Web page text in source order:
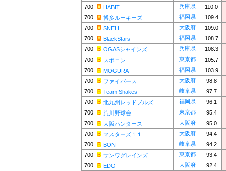
700
HABIT 兵庫県
110.0
700
博多ルーキーズ 福岡県
109.4
700
SNELL 大阪府
109.0
700
BlackStars 福岡県
108.7
700
OGASシャインズ 兵庫県
108.3
700
スポコン 東京都
105.7
700
MOGURA 福岡県
103.9
700
ファイバース 大阪府
98.8
700
Team Shakes 岐阜県
97.7
700
北九州レッドブルズ 福岡県
96.1
700
荒川野球会 東京都
95.4
700
大阪ハンタース 大阪府
95.0
700
マスターズ１１ 大阪府
94.4
700
BON 岐阜県
94.2
700
サンワグレインズ 東京都
93.4
700
EDO 大阪府
92.4